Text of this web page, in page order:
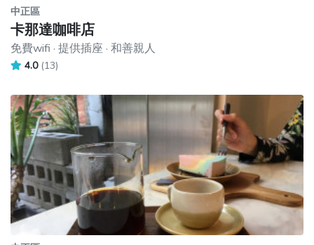
中正區
卡那達咖啡店
免費wifi · 提供插座 · 和善親人
4.0 (13)